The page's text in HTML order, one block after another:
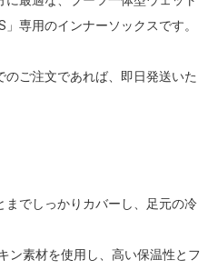
」専用のインナーソックスです。
のご注文であれば、即日発送いた
までしっかりカバーし、足元の冷
ン素材を使用し、高い保温性とフ